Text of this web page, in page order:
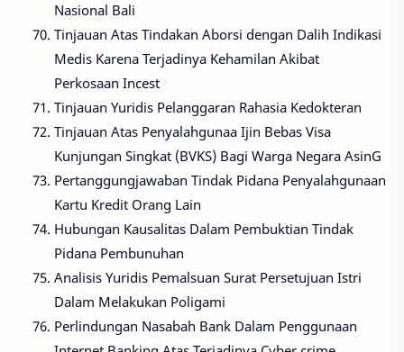
Nasional Bali
Tinjauan Atas Tindakan Aborsi dengan Dalih Indikasi
Medis Karena Terjadinya Kehamilan Akibat
Perkosaan Incest
Tinjauan Yuridis Pelanggaran Rahasia Kedokteran
Tinjauan Atas Penyalahgunaa Ijin Bebas Visa
Kunjungan Singkat (BVKS) Bagi Warga Negara AsinG
Pertanggungjawaban Tindak Pidana Penyalahgunaan
Kartu Kredit Orang Lain
Hubungan Kausalitas Dalam Pembuktian Tindak
Pidana Pembunuhan
Analisis Yuridis Pemalsuan Surat Persetujuan Istri
Dalam Melakukan Poligami
Perlindungan Nasabah Bank Dalam Penggunaan